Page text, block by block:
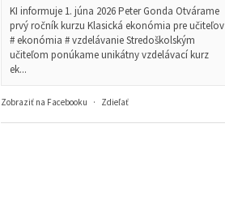
KI informuje 1. júna 2026 Peter Gonda Otvárame
prvý ročník kurzu Klasická ekonómia pre učiteľov
# ekonómia # vzdelávanie Stredoškolským
učiteľom ponúkame unikátny vzdelávací kurz
ek...
Zobraziť na Facebooku · Zdieľať